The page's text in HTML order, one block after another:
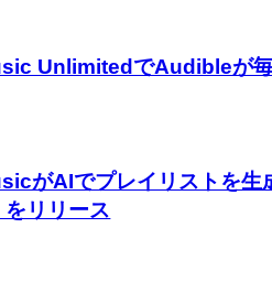
UnlimitedでAudibleが
がAIでプレイリストを生
をリリース